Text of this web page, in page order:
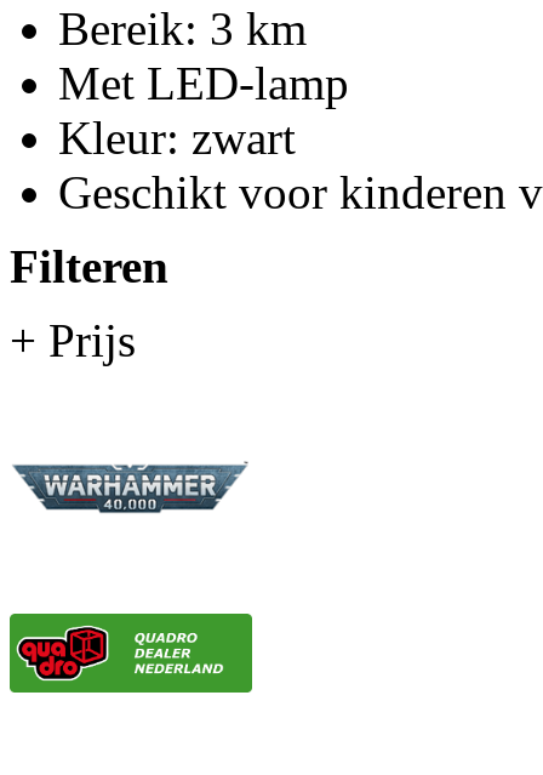
Bereik: 3 km
Met LED-lamp
Kleur: zwart
Geschikt voor kinderen
Filteren
+ Prijs